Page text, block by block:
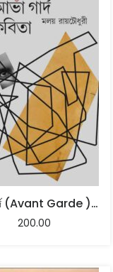
আভাঁ গার্দ (Avant Garde ) কবিতা : মলয় রায়চৌধুরী
200.00